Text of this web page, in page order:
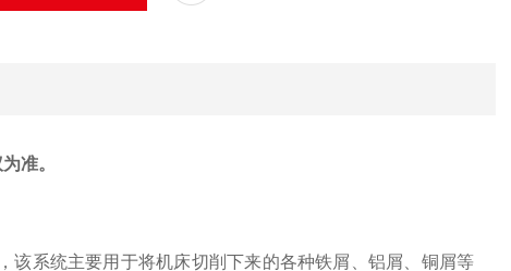
准。
该系统主要用于将机床切削下来的各种铁屑、铝屑、铜屑等